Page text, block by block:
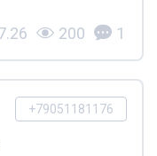
200 1
+79051181176